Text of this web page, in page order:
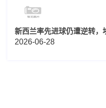
新西兰率先进球仍遭逆转，
2026-06-28